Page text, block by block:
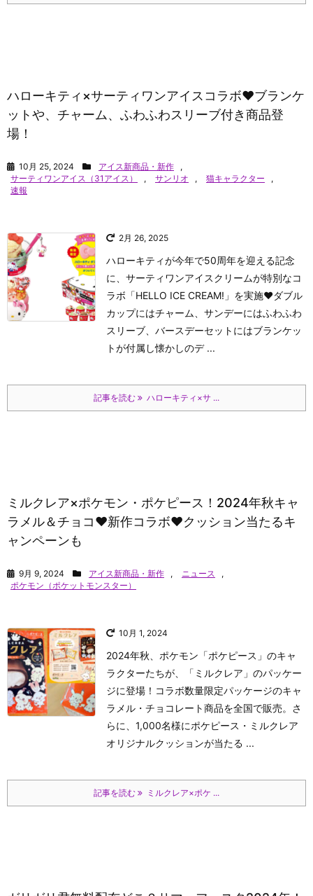
ハローキティ×サーティワンアイスコラボ♥ブランケ
ットや、チャーム、ふわふわスリーブ付き商品登
場！
10月 25, 2024 アイス新商品・新作
,
サーティワンアイス（31アイス）
, サンリオ , 猫キャラクター
,
速報
2月 26, 2025
ハローキティが今年で50周年を迎える記念
に、サーティワンアイスクリームが特別なコ
ラボ「HELLO ICE CREAM!」を実施♥ダブル
カップにはチャーム、サンデーにはふわふわ
スリーブ、バースデーセットにはブランケッ
トが付属し懐かしのデ ...
記事を読む ハローキティ×サ ...
ミルクレア×ポケモン・ポケピース！2024年秋キャ
ラメル＆チョコ♥新作コラボ♥クッション当たるキ
ャンペーンも
9月 9, 2024 アイス新商品・新作 , ニュース
,
ポケモン（ポケットモンスター）
10月 1, 2024
2024年秋、ポケモン「ポケピース」のキャ
ラクターたちが、「ミルクレア」のパッケー
ジに登場！コラボ数量限定パッケージのキャ
ラメル・チョコレート商品を全国で販売。さ
らに、1,000名様にポケピース・ミルクレア
オリジナルクッションが当たる ...
記事を読む ミルクレア×ポケ ...